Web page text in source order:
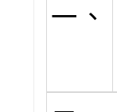
一、